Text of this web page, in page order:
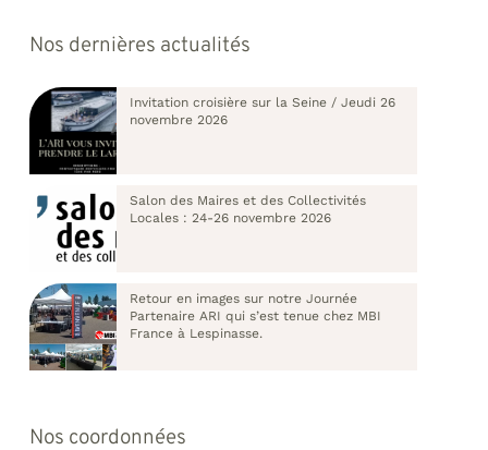
Nos dernières actualités
Invitation croisière sur la Seine / Jeudi 26
novembre 2026
Salon des Maires et des Collectivités
Locales : 24-26 novembre 2026
Retour en images sur notre Journée
Partenaire ARI qui s’est tenue chez MBI
France à Lespinasse.
Nos coordonnées